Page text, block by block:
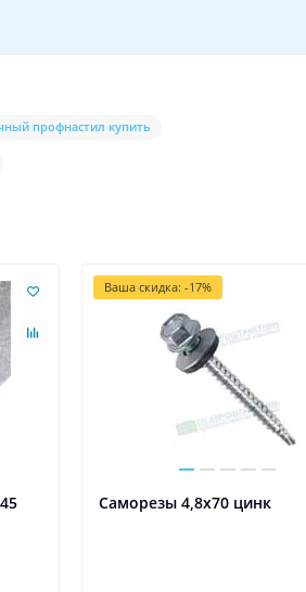
профнастил купить
Ваша скидка: -17%
Саморезы 4,8х70 цинк